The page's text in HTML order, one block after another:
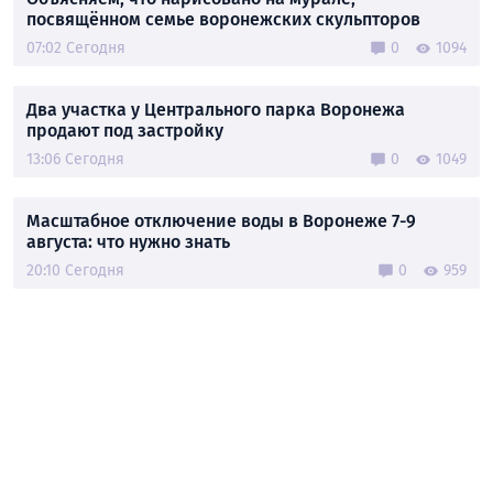
посвящённом семье воронежских скульпторов
07:02 Сегодня 0 1094
Два участка у Центрального парка Воронежа
продают под застройку
13:06 Сегодня 0 1049
Масштабное отключение воды в Воронеже 7-9
августа: что нужно знать
20:10 Сегодня 0 959